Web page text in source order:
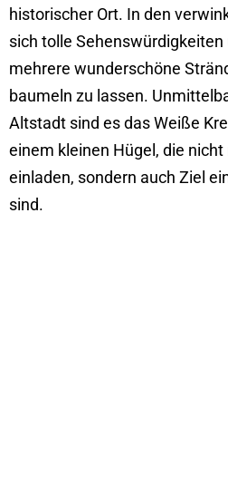
historischer Ort. In den
sich tolle
mehrere wunderschöne
baumeln zu lassen.
Altstadt sind es das Weiße
einem kleinen Hügel, die
einladen, sondern auch Ziel
sind.